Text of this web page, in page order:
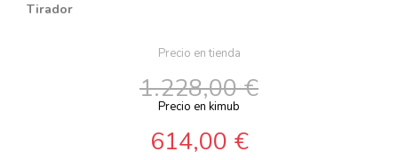
Tirador
Precio en tienda
1.228,00 €
Precio en kimub
614,00 €